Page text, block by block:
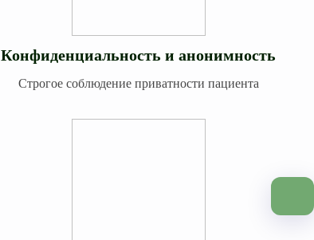
Конфиденциальность и анонимность
Строгое соблюдение приватности пациента